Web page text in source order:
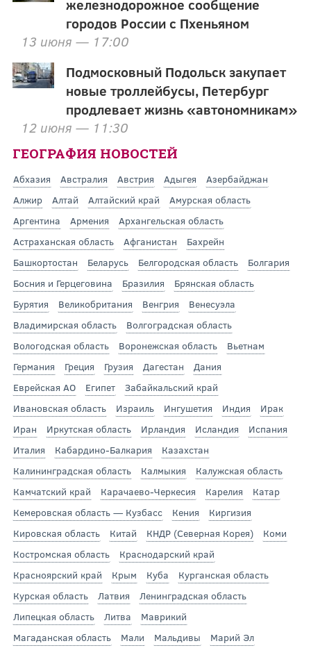
железнодорожное сообщение
городов России с Пхеньяном
13 июня — 17:00
Подмосковный Подольск закупает
новые троллейбусы, Петербург
продлевает жизнь «автономникам»
12 июня — 11:30
ГЕОГРАФИЯ НОВОСТЕЙ
Абхазия Австралия Австрия Адыгея
Азербайджан
Алжир
Алтай Алтайский край
Амурская область
Аргентина
Армения
Архангельская область
Астраханская область
Афганистан
Бахрейн
Башкортостан
Беларусь Белгородская область
Болгария
Босния и Герцеговина
Бразилия
Брянская область
Бурятия
Великобритания Венгрия
Венесуэла
Владимирская область
Волгоградская область
Вологодская область
Воронежская область
Вьетнам
Германия
Греция Грузия Дагестан
Дания
Еврейская АО
Египет
Забайкальский край
Ивановская область
Израиль Ингушетия Индия
Ирак
Иран
Иркутская область Ирландия Исландия
Испания
Италия
Кабардино-Балкария
Казахстан
Калининградская область
Калмыкия
Калужская область
Камчатский край
Карачаево-Черкесия Карелия
Катар
Кемеровская область — Кузбасс
Кения
Киргизия
Кировская область
Китай КНДР (Северная Корея)
Коми
Костромская область
Краснодарский край
Красноярский край
Крым Куба
Курганская область
Курская область
Латвия
Ленинградская область
Липецкая область
Литва
Маврикий
Магаданская область
Мали Мальдивы
Марий Эл